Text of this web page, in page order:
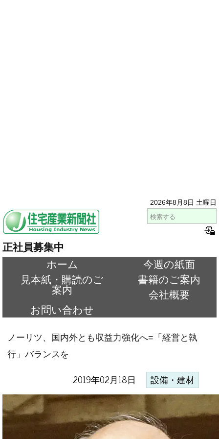
2026年8月8日 土曜日
正社員募集中
ホーム
今週の紙面
見本紙・購読のご
案内
書籍のご案内
会社概要
お問い合わせ
ノーリツ、国内外とも収益力強化へ=「経営と執
行」バランスを
2019年02月18日 設備・建材